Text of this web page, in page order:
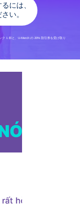
には、
い。
ク 1 杯と、U-Merch の 20% 割引券を受け取り